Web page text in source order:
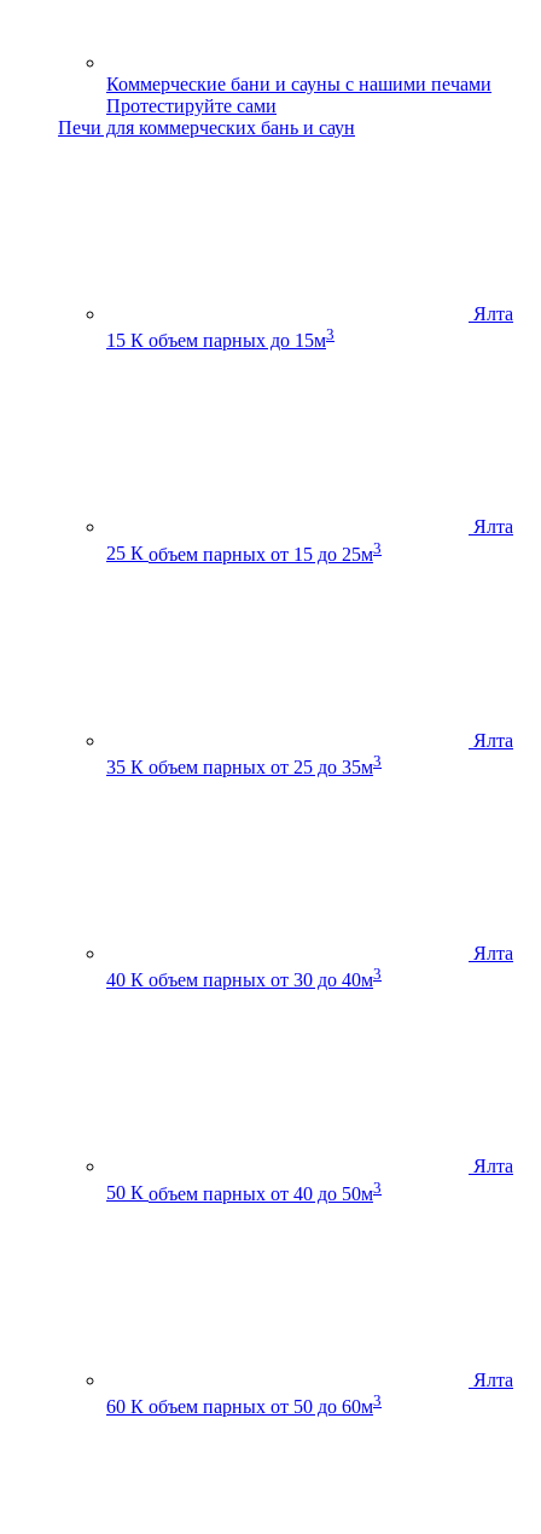
Коммерческие бани и сауны с нашими печами
Протестируйте сами
Печи для коммерческих бань и саун
Ялта
15 К объем парных до 15м3
Ялта
25 К объем парных от 15 до 25м3
Ялта
35 К объем парных от 25 до 35м3
Ялта
40 К объем парных от 30 до 40м3
Ялта
50 К объем парных от 40 до 50м3
Ялта
60 К объем парных от 50 до 60м3